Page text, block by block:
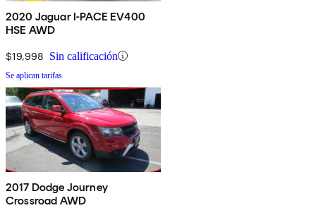
2020 Jaguar I-PACE EV400
HSE AWD
$19,998 Sin calificación
Se aplican tarifas
2017 Dodge Journey
Crossroad AWD